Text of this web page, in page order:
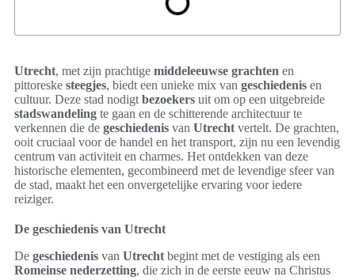
Utrecht, met zijn prachtige middeleeuwse grachten en
pittoreske steegjes, biedt een unieke mix van geschiedenis en
cultuur. Deze stad nodigt bezoekers uit om op een uitgebreide
stadswandeling te gaan en de schitterende architectuur te
verkennen die de geschiedenis van Utrecht vertelt. De grachten,
ooit cruciaal voor de handel en het transport, zijn nu een levendig
centrum van activiteit en charmes. Het ontdekken van deze
historische elementen, gecombineerd met de levendige sfeer van
de stad, maakt het een onvergetelijke ervaring voor iedere
reiziger.
De geschiedenis van Utrecht
De geschiedenis van Utrecht begint met de vestiging als een
Romeinse nederzetting, die zich in de eerste eeuw na Christus